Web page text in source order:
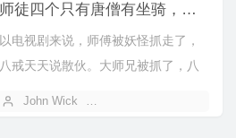
师徒四个只有唐僧有坐骑，是不是因为只有他才过了科目三？
以电视剧来说，师傅被妖怪抓走了，
八戒天天说散伙。大师兄被抓了，八
John Wick